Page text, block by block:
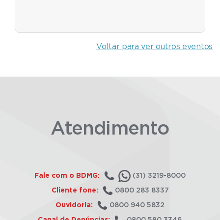
Voltar para ver outros eventos
Atendimento
Fale com o BDMG: (31) 3219-8000
Cliente fone: 0800 283 8337
Ouvidoria: 0800 940 5832